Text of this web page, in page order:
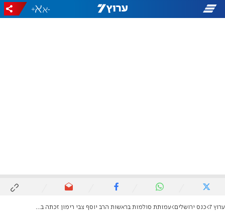
-
+
ערוץ 7 כנס ירושלים עמותת סולמות בראשות הרב יוסף צבי רימון זכתה בפרס ירושלים לחינוך ויהדות